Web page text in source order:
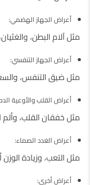
أعراض الجهاز الهضمي:
مثل آلام البطن،
أعراض الجهاز التنفسي:
مثل ضيق التنفس،
أعراض القلب والأوعية
مثل خفقان القلب، وألم
أعراض الغدد الصماء:
مثل التعب، وزيادة
أعراض أخرى: